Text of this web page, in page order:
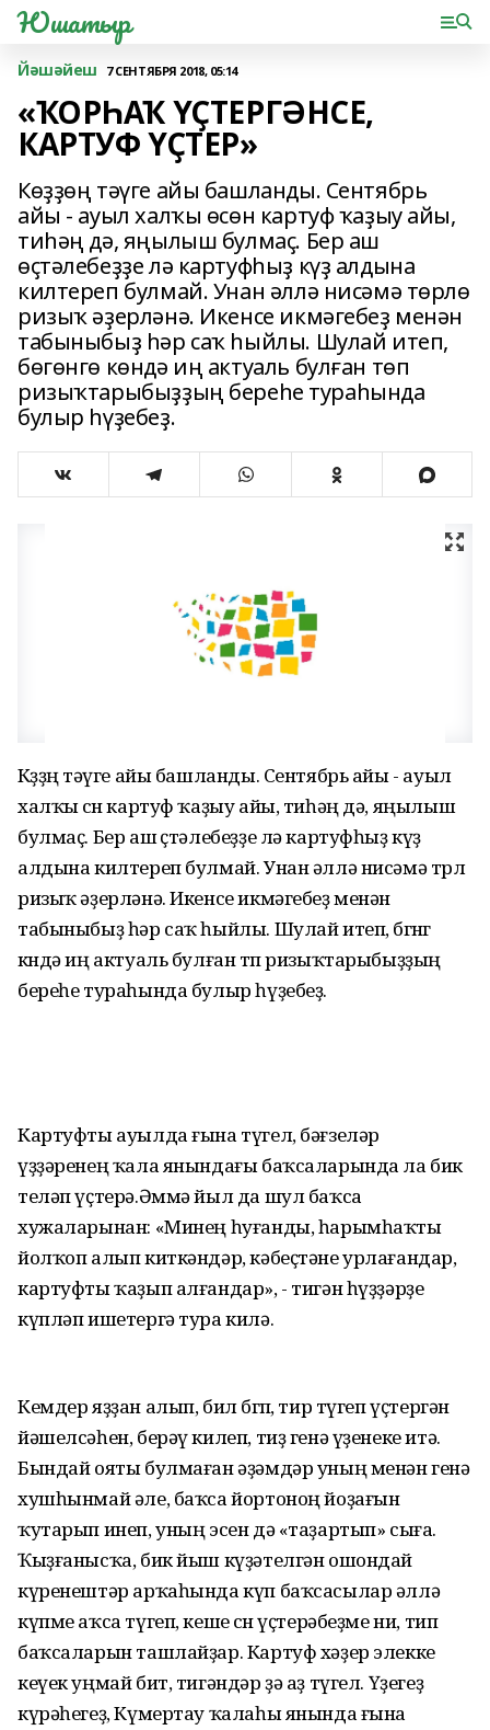
Юшатыр
Йәшәйеш 7 СЕНТЯБРЯ 2018, 05:14
«ҠОРҺАҠ ҮҪТЕРГӘНСЕ,
КАРТУФ ҮҪТЕР»
Көҙҙөң тәүге айы башланды. Сентябрь
айы - ауыл халҡы өсөн картуф ҡаҙыу айы,
тиһәң дә, яңылыш булмаҫ. Бер аш
өҫтәлебеҙҙе лә картуфһыҙ күҙ алдына
килтереп булмай. Унан әллә нисәмә төрлө
ризыҡ әҙерләнә. Икенсе икмәгебеҙ менән
табыныбыҙ һәр саҡ һыйлы. Шулай итеп,
бөгөнгө көндә иң актуаль булған төп
ризыҡтарыбыҙҙың береһе тураһында
булыр һүҙебеҙ.
Көҙҙөң тәүге айы башланды. Сентябрь айы - ауыл
халҡы өсөн картуф ҡаҙыу айы, тиһәң дә, яңылыш
булмаҫ. Бер аш өҫтәлебеҙҙе лә картуфһыҙ күҙ
алдына килтереп булмай. Унан әллә нисәмә төрлө
ризыҡ әҙерләнә. Икенсе икмәгебеҙ менән
табыныбыҙ һәр саҡ һыйлы. Шулай итеп, бөгөнгө
көндә иң актуаль булған төп ризыҡтарыбыҙҙың
береһе тураһында булыр һүҙебеҙ.
Картуфты ауылда ғына түгел, бәғзеләр
үҙҙәренең ҡала янындағы баҡсаларында ла бик
теләп үҫтерә.Әммә йыл да шул баҡса
хужаларынан: «Минең һуғанды, һарымһаҡты
йолҡоп алып киткәндәр, кәбеҫтәне урлағандар,
картуфты ҡаҙып алғандар», - тигән һүҙҙәрҙе
күпләп ишетергә тура килә.
Кемдер яҙҙан алып, бил бөгөп, тир түгеп үҫтергән
йәшелсәһен, берәү килеп, тиҙ генә үҙенеке итә.
Бындай ояты булмаған әҙәмдәр уның менән генә
хушһынмай әле, баҡса йортоноң йоҙағын
ҡутарып инеп, уның эсен дә «таҙартып» сыға.
Ҡыҙғанысҡа, бик йыш күҙәтелгән ошондай
күренештәр арҡаһында күп баҡсасылар әллә
күпме аҡса түгеп, кеше өсөн үҫтерәбеҙме ни, тип
баҡсаларын ташлайҙар. Картуф хәҙер элекке
кеүек уңмай бит, тигәндәр ҙә аҙ түгел. Үҙегеҙ
күрәһегеҙ, Күмертау ҡалаһы янында ғына